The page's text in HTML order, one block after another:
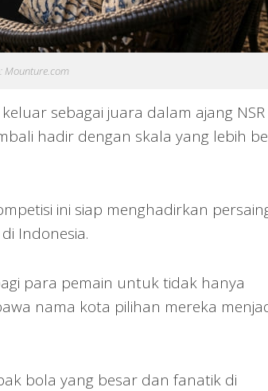
Mounture.com
sebagai juara dalam ajang NSR
hadir dengan skala yang lebih
ini siap menghadirkan
Indonesia.
para pemain untuk tidak hanya
nama kota pilihan mereka
bola yang besar dan fanatik di